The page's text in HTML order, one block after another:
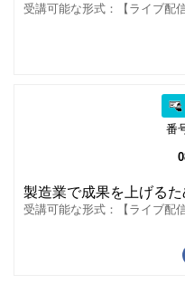
受講可能な形式：【ライブ配信
番
製造業で成果を上げる
受講可能な形式：【ライブ配